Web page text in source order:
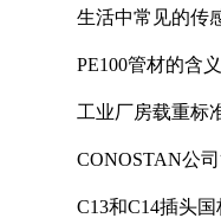
生活中常见的传
PE100管材的含
工业厂房载重标
CONOSTAN公
C13和C14插头